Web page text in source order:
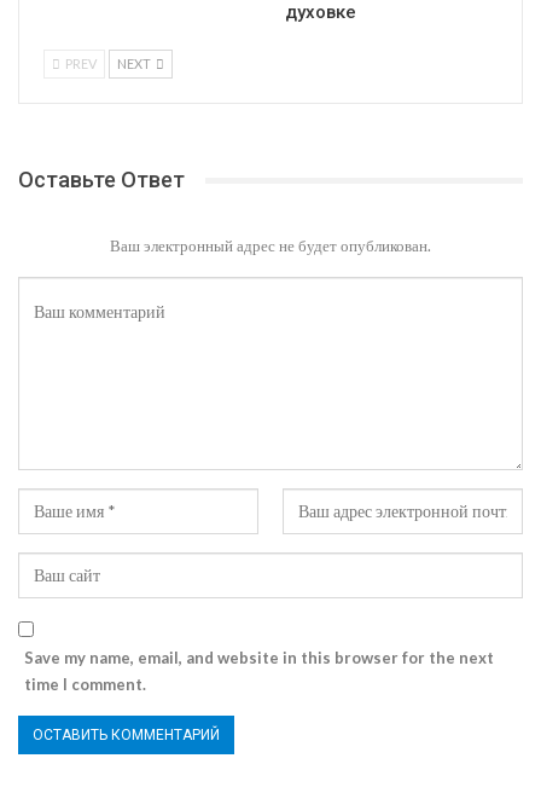
духовке
PREV NEXT
Оставьте Ответ
Ваш электронный адрес не будет опубликован.
Save my name, email, and website in this browser for the next
time I comment.